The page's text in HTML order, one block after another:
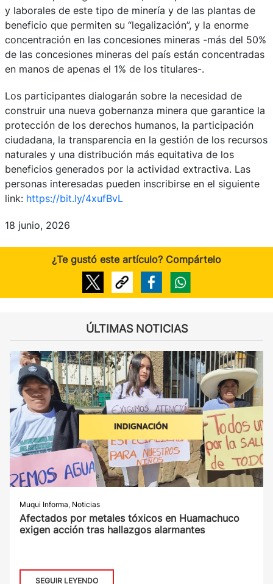
y laborales de este tipo de minería y de las plantas de
beneficio que permiten su “legalización”, y la enorme
concentración en las concesiones mineras -más del 50%
de las concesiones mineras del país están concentradas
en manos de apenas el 1% de los titulares-.
Los participantes dialogarán sobre la necesidad de
construir una nueva gobernanza minera que garantice la
protección de los derechos humanos, la participación
ciudadana, la transparencia en la gestión de los recursos
naturales y una distribución más equitativa de los
beneficios generados por la actividad extractiva. Las
personas interesadas pueden inscribirse en el siguiente
link: https://bit.ly/4xufBvL
18 junio, 2026
¿Te gustó este artículo? Compártelo
ÚLTIMAS NOTICIAS
Muqui Informa, Noticias
Afectados por metales tóxicos en Huamachuco
exigen acción tras hallazgos alarmantes
SEGUIR LEYENDO